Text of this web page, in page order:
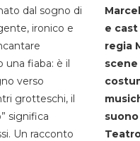
dal sogno di
ironico e
fiaba: è il
verso
grotteschi, il
significa
Un racconto
e
regia
scene